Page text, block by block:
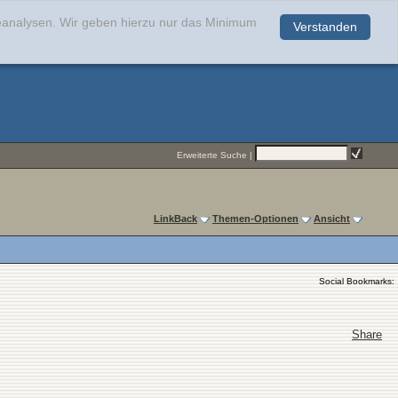
Verstanden
Wir geben hierzu nur das Minimum
Erweiterte Suche |
LinkBack Themen-Optionen Ansicht
Social Bookmarks:
Share